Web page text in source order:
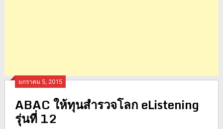
มกราคม 5, 2015
ABAC ให้ทุนสำรวจโลก eListening
รุ่นที่ 12